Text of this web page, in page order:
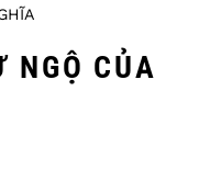
NGỘ CỦA